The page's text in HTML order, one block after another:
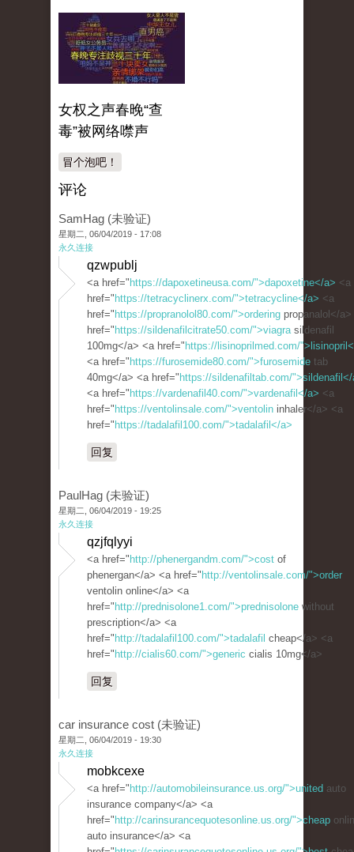
女权之声春晚“查
毒”被网络噤声
冒个泡吧！
评论
SamHag (未验证)
星期二, 06/04/2019 - 17:08
永久连接
qzwpublj
<a href=" https://dapoxetineusa.com/">dapoxetine</a> <a
href=" https://tetracyclinerx.com/">tetracycline</a> <a
href=" https://propranolol80.com/">ordering propanalol</
href=" https://sildenafilcitrate50.com/">viagrasildenafil
100mg</a> <a href=" https://lisinoprilmed.com/
<a href=" https://furosemide80.com/">furosemide tab
40mg</a> <a href=" https://sildenafiltab.com/
<a href=" https://vardenafil40.com/">vardenafil</a> <a
href=" https://ventolinsale.com/">ventolin inhaler</a> <a
href=" https://tadalafil100.com/">tadalafil</a>
回复
PaulHag (未验证)
星期二, 06/04/2019 - 19:25
永久连接
qzjfqlyyi
<a href=" http://phenergandm.com/">cost of
phenergan</a> <a href=" http://ventolinsale.com/">order
ventolin online</a> <a
href=" http://prednisolone1.com/">prednisolone without
prescription</a> <a
href=" http://tadalafil100.com/">tadalafil cheap</a> <a
href=" http://cialis60.com/">generic cialis 10mg</a>
回复
car insurance cost (未验证)
星期二, 06/04/2019 - 19:30
永久连接
mobkcexe
<a href=" http://automobileinsurance.us.org/">united auto
insurance company</a> <a
href=" http://carinsurancequotesonline.us.org/">cheap
auto insurance</a> <a